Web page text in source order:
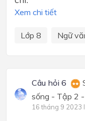
Xem chi tiết
Lớp 8 Ngữ
Câu hỏi 6
sống - Tập 2
16 tháng 9 2023